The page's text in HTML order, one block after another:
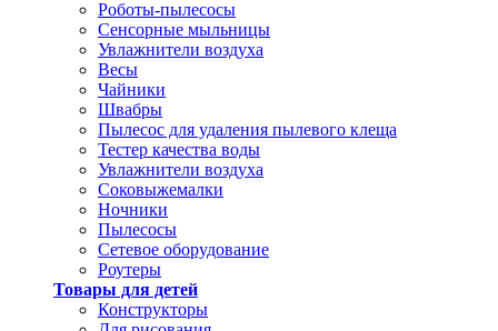
Роботы-пылесосы
Сенсорные мыльницы
Увлажнители воздуха
Весы
Чайники
Швабры
Пылесос для удаления пылевого клеща
Тестер качества воды
Увлажнители воздуха
Соковыжемалки
Ночники
Пылесосы
Сетевое оборудование
Роутеры
Товары для детей
Конструкторы